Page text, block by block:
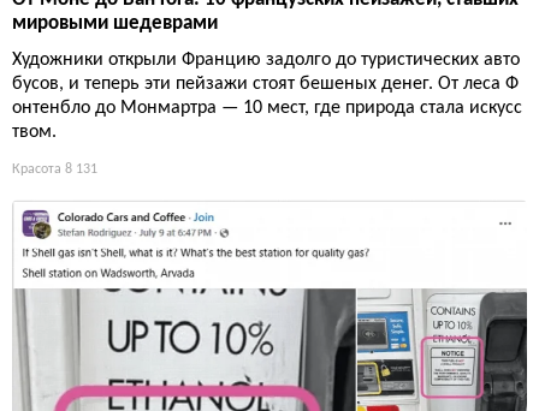
мировыми шедеврами
Художники открыли Францию задолго до туристических авто
бусов, и теперь эти пейзажи стоят бешеных денег. От леса Ф
онтенбло до Монмартра — 10 мест, где природа стала искусс
твом.
Красота 8 131